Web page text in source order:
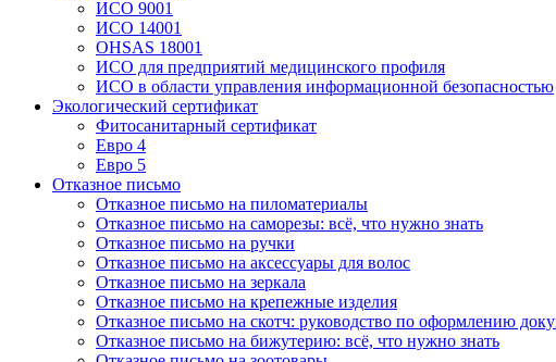
ИСО 9001
ИСО 14001
OHSAS 18001
ИСО для предприятий медицинского профиля
ИСО в области управления информационной безопасностью
Экологический сертификат
Фитосанитарный сертификат
Евро 4
Евро 5
Отказное письмо
Отказное письмо на пиломатериалы
Отказное письмо на саморезы: всё, что нужно знать
Отказное письмо на ручки
Отказное письмо на аксессуары для волос
Отказное письмо на зеркала
Отказное письмо на крепежные изделия
Отказное письмо на скотч: руководство по оформлению
Отказное письмо на бижутерию: всё, что нужно знать